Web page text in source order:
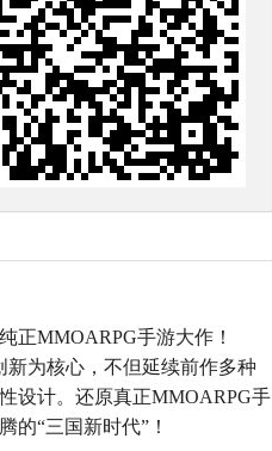
纯正MMOARPG手游大作！
新为核心，不但延续前作多种
设计。还原真正MMOARPG手
的“三国新时代”！